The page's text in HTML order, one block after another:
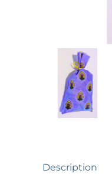
Description